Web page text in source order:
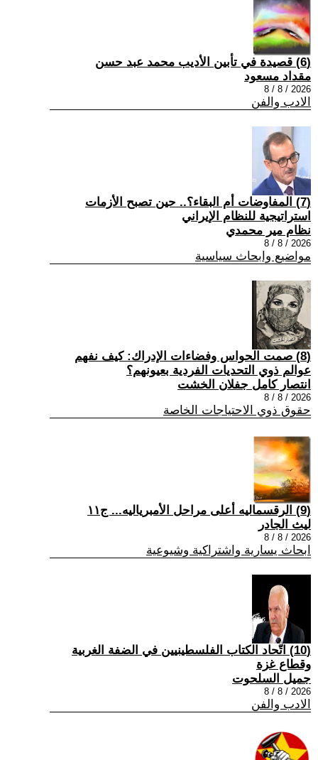
(6) قصيدة في تأبين الأديب محمد عبد حسن
مقداد مسعود
2026 / 8 / 8
الادب والفن
(7) المفاوضات أم البقاء؟.. حين تصبح الأزمات
استراتيجية للنظام الإيراني
نظام مير محمدي
2026 / 8 / 8
مواضيع وابحاث سياسية
(8) صمت الحواس وفضاءات الإدراك: كيف نفهم
عوالم ذوي التحديات الفردية بعيونهم؟
انتصار كامل جفلان الخشت
2026 / 8 / 8
حقوق ذوي الاحتياجات الخاصة
(9) الرقسماليه أعلى مراحل الأمبرياليه... ج١١
ليث الجادر
2026 / 8 / 8
ابحاث يسارية واشتراكية وشيوعية
(10) اتّحاد الكتاب الفلسطينيين في الضفة الغربية
وقطاع غزة
جميل السلحوت
2026 / 8 / 8
الادب والفن